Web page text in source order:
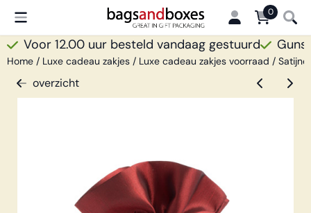
Cookievoorkeuren zijn beschikbaar. Kies instellingen of sta
0
Voor 12.00 uur besteld vandaag gestuurd
Home / Luxe cadeau zakjes / Luxe cadeau zakjes voorraad /
overzicht